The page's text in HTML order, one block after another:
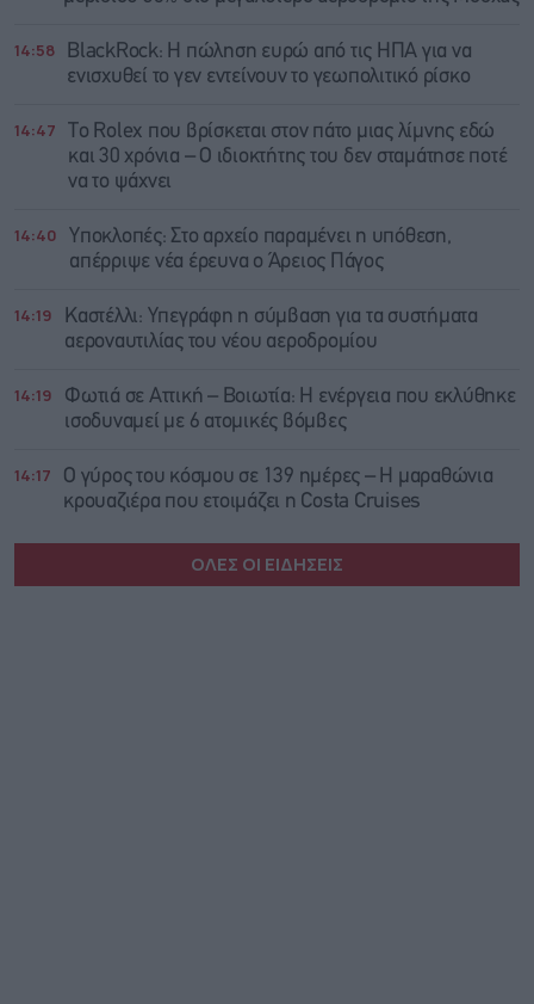
14:58
BlackRock: Η πώληση ευρώ από τις ΗΠΑ για να
ενισχυθεί το γεν εντείνουν το γεωπολιτικό ρίσκο
14:47
Το Rolex που βρίσκεται στον πάτο μιας λίμνης εδώ
και 30 χρόνια – Ο ιδιοκτήτης του δεν σταμάτησε ποτέ
να το ψάχνει
14:40
Υποκλοπές: Στο αρχείο παραμένει η υπόθεση,
απέρριψε νέα έρευνα ο Άρειος Πάγος
14:19
Καστέλλι: Υπεγράφη η σύμβαση για τα συστήματα
αεροναυτιλίας του νέου αεροδρομίου
14:19
Φωτιά σε Αττική – Βοιωτία: Η ενέργεια που εκλύθηκε
ισοδυναμεί με 6 ατομικές βόμβες
14:17
Ο γύρος του κόσμου σε 139 ημέρες – Η μαραθώνια
κρουαζιέρα που ετοιμάζει η Costa Cruises
ΟΛΕΣ ΟΙ ΕΙΔΗΣΕΙΣ